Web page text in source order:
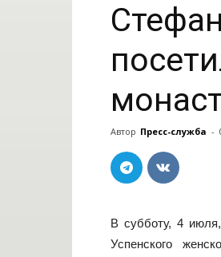
Автор Пресс-служба -
В субботу, 4
Успенского